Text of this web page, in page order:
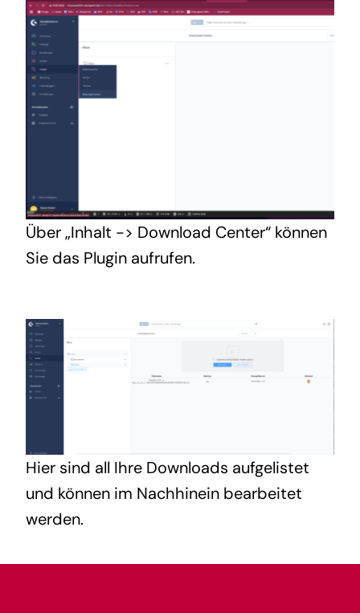
Über „Inhalt -> Download Center“ können
Sie das Plugin aufrufen.
Hier sind all Ihre Downloads aufgelistet
und können im Nachhinein bearbeitet
werden.